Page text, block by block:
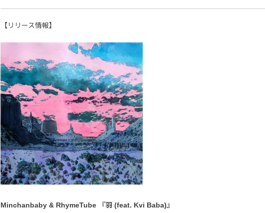
【リリース情報】
Minchanbaby & RhymeTube 『羽 (feat. Kvi Baba)』